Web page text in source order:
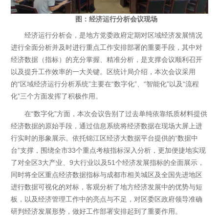
图：经济运行分析会议现场
经济运行分析会，是地方党委政府定期对区域经济发展情况
进行全面分析并及时进行重点工作安排部署的重要手段，其中对
经济数据（指标）的充分掌握、精准分析，是支撑会议顺利召开
以及提升工作效率的一大关键。区统计局介绍，本次会议采用
的“区域经济运行分析系统”主要在“数字化”、“智能化”以及“流程
化”三个方面发挥了积极作用。
在“数字化”方面，本次会议告别了过去单纯依靠纸质材料提供
经济数据的原始手段，通过信息系统将经济数据在现场大屏上进
行实时的形象展示。依托锦江区经济大数据平台提供的“数据中
台”支撑，围绕全市33个重点考核指标深入分析，更加便捷地实现
了对全区3大产业、9大行业以及51个经济发展指标的全面展示，
同时将全区重点经济数据指标与成都市相关城区及全国先进地区
进行数据可视化的对标，客观分析了地方经济发展中的优势与短
板，以及经济管理工作中的亮点与不足，对区委区政府领导准确
研判经济发展形势，做好工作部署安排起到了重要作用。